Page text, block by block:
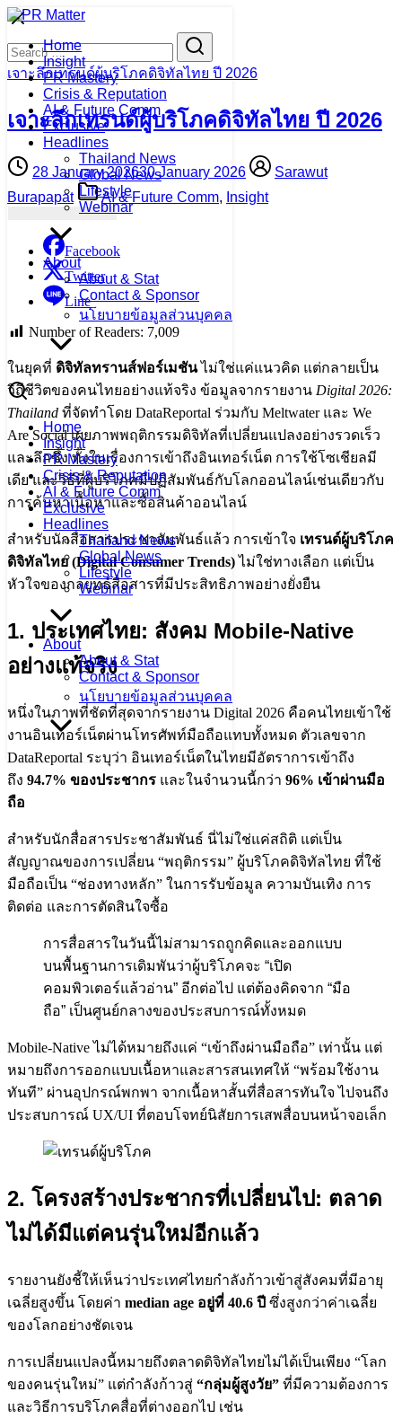
Skip
contentHome
Insight
PR Mastery
Crisis & Reputation
AI & Future Comm
Exclusive
Headlines
Thailand News
Global News
Lifestyle
Webinar
About
About & Stat
Contact & Sponsor
นโยบายข้อมูลส่วนบุคคล
Home
Insight
PR Mastery
Crisis & Reputation
AI & Future Comm
Exclusive
Headlines
Thailand News
Global News
Lifestyle
Webinar
About
About & Stat
Contact & Sponsor
นโยบายข้อมูลส่วนบุคคล
Search
for:
เจาะลึกเทรนด์ผู้บริโภคดิจิทัลไทย ปี 2026
เจาะลึกเทรนด์ผู้บริโภคดิจิทัลไทย ปี 2026
28 January 202630 January 2026
Sarawut
Burapapat
AI & Future Comm, Insight
Facebook
Twitter
Line
Number of Readers: 7,009
ในยุคที่ ดิจิทัลทรานส์ฟอร์เมชันไม่ใช่แค่แนวคิด แต่กลายเป็น
วิถีชีวิตของคนไทยอย่างแท้จริง ข้อมูลจากรายงาน Digital 2026:
Thailand ที่จัดทำโดย DataReportal ร่วมกับ Meltwater และ We
Are Social เผยภาพพฤติกรรมดิจิทัลที่เปลี่ยนแปลงอย่างรวดเร็ว
และลึกซึ้ง ทั้งในเรื่องการเข้าถึงอินเทอร์เน็ต การใช้โซเชียลมี
เดีย และวิธีที่ผู้บริโภคมีปฏิสัมพันธ์กับโลกออนไลน์เช่นเดียวกับ
การค้นหาเนื้อหาและซื้อสินค้าออนไลน์
สำหรับนักสื่อสารประชาสัมพันธ์แล้ว การเข้าใจ เทรนด์ผู้บริโภค
ดิจิทัลไทย (Digital Consumer Trends)ไม่ใช่ทางเลือก แต่เป็น
หัวใจของกลยุทธ์สื่อสารที่มีประสิทธิภาพอย่างยั่งยืน
1. ประเทศไทย: สังคม Mobile-Native
อย่างแท้จริง
หนึ่งในภาพที่ชัดที่สุดจากรายงาน Digital 2026 คือคนไทยเข้าใช้
งานอินเทอร์เน็ตผ่านโทรศัพท์มือถือแทบทั้งหมด ตัวเลขจาก
DataReportal ระบุว่า อินเทอร์เน็ตในไทยมีอัตราการเข้าถึง
ถึง 94.7% ของประชากร และในจำนวนนี้กว่า 96% เข้าผ่านมือ
ถือ
สำหรับนักสื่อสารประชาสัมพันธ์ นี่ไม่ใช่แค่สถิติ แต่เป็น
สัญญาณของการเปลี่ยน “พฤติกรรม” ผู้บริโภคดิจิทัลไทย ที่ใช้
มือถือเป็น “ช่องทางหลัก” ในการรับข้อมูล ความบันเทิง การ
ติดต่อ และการตัดสินใจซื้อ
การสื่อสารในวันนี้ไม่สามารถถูกคิดและออกแบบ
บนพื้นฐานการเดิมพันว่าผู้บริโภคจะ “เปิด
คอมพิวเตอร์แล้วอ่าน” อีกต่อไป แต่ต้องคิดจาก “มือ
ถือ” เป็นศูนย์กลางของประสบการณ์ทั้งหมด
Mobile-Native ไม่ได้หมายถึงแค่ “เข้าถึงผ่านมือถือ” เท่านั้น แต่
หมายถึงการออกแบบเนื้อหาและสารสนเทศให้ “พร้อมใช้งาน
ทันที” ผ่านอุปกรณ์พกพา จากเนื้อหาสั้นที่สื่อสารทันใจ ไปจนถึง
ประสบการณ์ UX/UI ที่ตอบโจทย์นิสัยการเสพสื่อบนหน้าจอเล็ก
2. โครงสร้างประชากรที่เปลี่ยนไป: ตลาด
ไม่ได้มีแต่คนรุ่นใหม่อีกแล้ว
รายงานยังชี้ให้เห็นว่าประเทศไทยกำลังก้าวเข้าสู่สังคมที่มีอายุ
เฉลี่ยสูงขึ้น โดยค่า median age อยู่ที่ 40.6 ปี ซึ่งสูงกว่าค่าเฉลี่ย
ของโลกอย่างชัดเจน
การเปลี่ยนแปลงนี้หมายถึงตลาดดิจิทัลไทยไม่ได้เป็นเพียง “โลก
ของคนรุ่นใหม่” แต่กำลังก้าวสู่ “กลุ่มผู้สูงวัย” ที่มีความต้องการ
และวิธีการบริโภคสื่อที่ต่างออกไป เช่น